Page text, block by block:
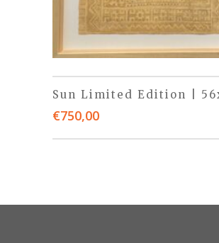
Sun Limited Edition |
€750,00